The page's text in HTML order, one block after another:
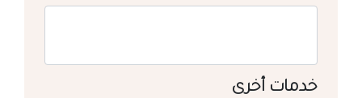
خدمات أخرى